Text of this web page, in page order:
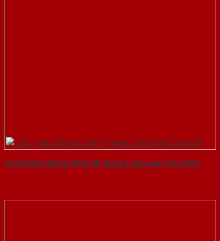
Cửa Thép Chống Cháy 2P dung 2 tay nam Cửa-SGD